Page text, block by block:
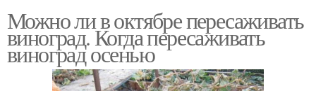
Можно ли в октябре пересаживать
виноград. Когда пересаживать
виноград осенью